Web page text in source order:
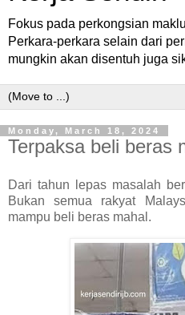
Fokus pada perkongsian
Perkara-perkara selain dari
mungkin akan disentuh juga
Monday, March 18, 2024
Terpaksa beli beras
Dari tahun lepas masalah
Bukan semua rakyat
mampu beli beras mahal.